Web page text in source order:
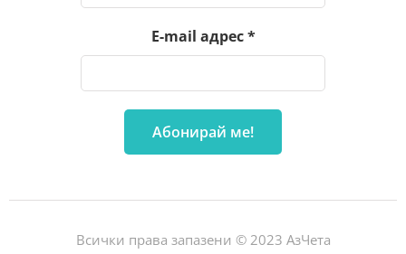
E-mail адрес*
Всички права запазени © 2023 АзЧета